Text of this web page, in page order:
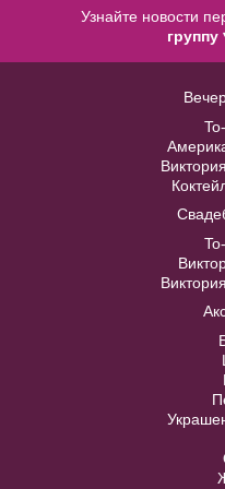
В
Модель № 1041
44
В
Фата 11
В
Узнайте новости
группу